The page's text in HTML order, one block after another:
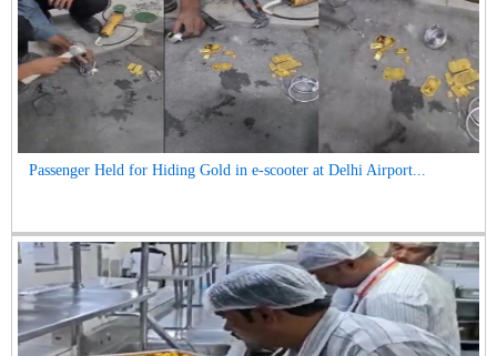
Passenger Held for Hiding Gold in e-scooter at Delhi Airport...